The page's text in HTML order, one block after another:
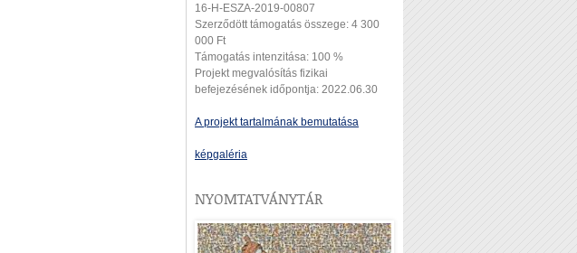
16-H-ESZA-2019-00807
Szerződött támogatás összege: 4 300
000 Ft
Támogatás intenzitása: 100 %
Projekt megvalósítás fizikai
befejezésének időpontja: 2022.06.30
A projekt tartalmának bemutatása
képgaléria
NYOMTATVÁNYTÁR